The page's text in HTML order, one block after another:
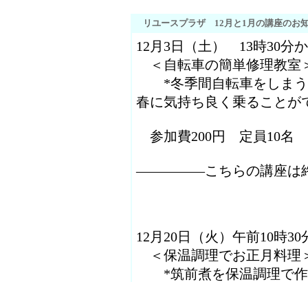
リユースプラザ 12月と1月の講座のお
12月3日（土） 13時30分
＜自転車の簡単修理教室
*冬季間自転車をしまう
春に気持ち良く乗ることが
参加費200円 定員10名
―――――こちらの講座は
12月20日（火）午前10時30
＜保温調理でお正月料理
*筑前煮を保温調理で作